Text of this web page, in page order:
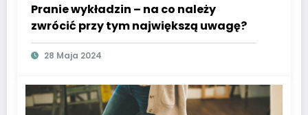
Pranie wykładzin – na co należy
zwrócić przy tym największą uwagę?
28 Maja 2024